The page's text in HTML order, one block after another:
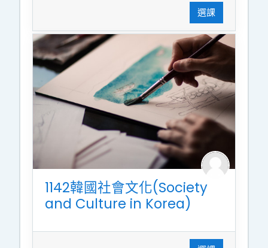
選課
1142韓國社會文化(Society
and Culture in Korea)